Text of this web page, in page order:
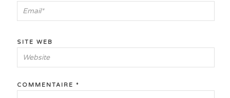
SITE WEB
COMMENTAIRE *